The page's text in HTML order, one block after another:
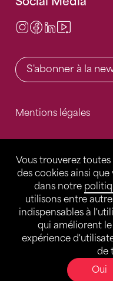
Vous trouverez
des cookies ainsi
dans notre
utilisons entre
indispensables à
qui améliorent
expérience
de
Oui
Instagram
Facebook
LinkedIn
S'abonner à la
Mentions légales